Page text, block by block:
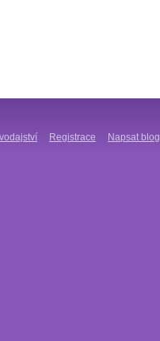
Registrace Napsat blog